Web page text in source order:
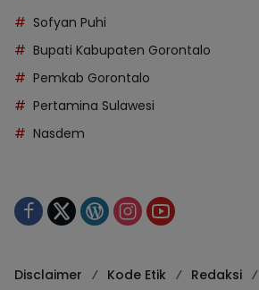
Sofyan Puhi
Bupati Kabupaten Gorontalo
Pemkab Gorontalo
Pertamina Sulawesi
Nasdem
Disclaimer Kode Etik
Redaksi